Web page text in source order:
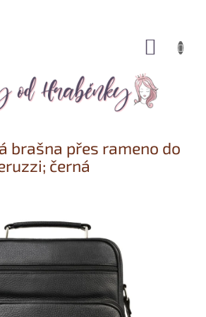
brašna přes rameno do
černá